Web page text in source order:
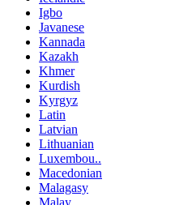
Igbo
Javanese
Kannada
Kazakh
Khmer
Kurdish
Kyrgyz
Latin
Latvian
Lithuanian
Luxembou..
Macedonian
Malagasy
Malay